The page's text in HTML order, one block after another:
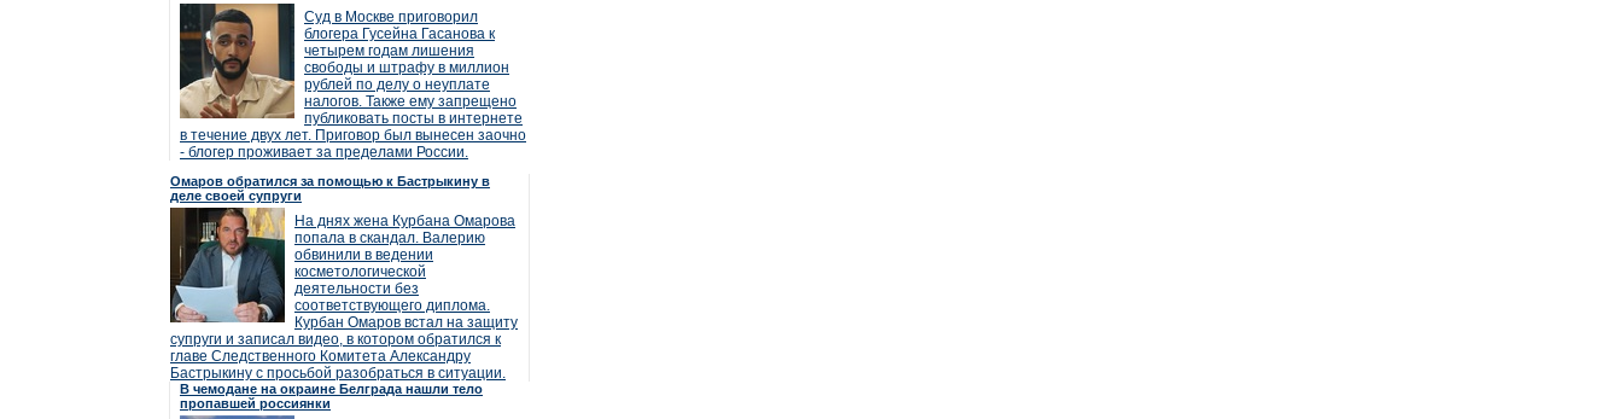
Суд в Москве приговорил
блогера Гусейна Гасанова к
четырем годам лишения
свободы и штрафу в миллион
рублей по делу о неуплате
налогов. Также ему запрещено
публиковать посты в интернете
в течение двух лет. Приговор был вынесен заочно
- блогер проживает за пределами России.
Омаров обратился за помощью к Бастрыкину в
деле своей супруги
На днях жена Курбана Омарова
попала в скандал. Валерию
обвинили в ведении
косметологической
деятельности без
соответствующего диплома.
Курбан Омаров встал на защиту
супруги и записал видео, в котором обратился к
главе Следственного Комитета Александру
Бастрыкину с просьбой разобраться в ситуации.
В чемодане на окраине Белграда нашли тело
пропавшей россиянки